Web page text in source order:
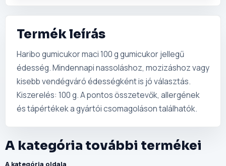
Termék leírás
Haribo gumicukor maci 100 g gumicukor jellegű
édesség. Mindennapi nassoláshoz, mozizáshoz vagy
kisebb vendégváró édességként is jó választás.
Kiszerelés: 100 g. A pontos összetevők, allergének
és tápértékek a gyártói csomagoláson találhatók.
A kategória további termékei
A kategória oldala